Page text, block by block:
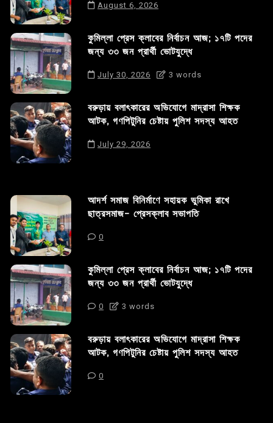
August 6, 2026
কুমিল্লা প্রেস ক্লাবের নির্বাচন আজ; ১৭টি পদের
জন্য ৩৩ জন প্রার্থী ভোটযুদ্ধে
July 30, 2026 3 words
বরুড়ায় বলাৎকারের অভিযোগে মাদ্রাসা শিক্ষক
আটক, গণপিটুনির চেষ্টায় পুলিশ সদস্য আহত
July 29, 2026
আদর্শ সমাজ বিনির্মাণে সহায়ক ভুমিকা রাখে
ছাত্রসমাজ- প্রেসক্লাব সভাপতি
0
কুমিল্লা প্রেস ক্লাবের নির্বাচন আজ; ১৭টি পদের
জন্য ৩৩ জন প্রার্থী ভোটযুদ্ধে
0 3 words
বরুড়ায় বলাৎকারের অভিযোগে মাদ্রাসা শিক্ষক
আটক, গণপিটুনির চেষ্টায় পুলিশ সদস্য আহত
0